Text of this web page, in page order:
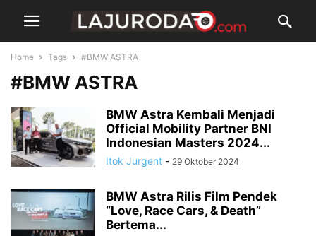
Home Tags #BMW ASTRA
#BMW ASTRA
BMW Astra Kembali Menjadi
Official Mobility Partner BNI
Indonesian Masters 2024...
Itok Jurgent - 29 Oktober 2024
BMW Astra Rilis Film Pendek
“Love, Race Cars, & Death”
Bertema...